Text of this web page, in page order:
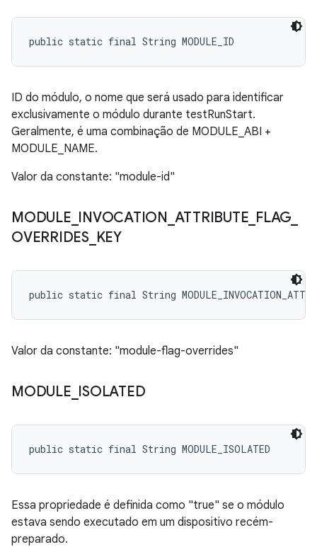
public static final String MODULE_ID
ID do módulo, o nome que será usado para identificar
exclusivamente o módulo durante testRunStart.
Geralmente, é uma combinação de MODULE_ABI +
MODULE_NAME.
Valor da constante: "module-id"
MODULE INVOCATION ATTRIBUTE FLAG
OVERRIDES_ KEY
public static final String
Valor da constante: "module-flag-overrides"
MODULE ISOLATED
public static final String MODULE_ISOLATED
Essa propriedade é definida como "true" se o módulo
estava sendo executado em um dispositivo recém-
preparado.